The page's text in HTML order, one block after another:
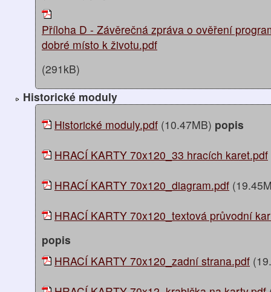
Příloha D - Závěrečná zpráva o ověření
dobré místo k životu.pdf
(291kB)
Historické moduly
Historické moduly.pdf (10.47MB) popis
HRACÍ KARTY 70x120_33 hracích karet.pdf
HRACÍ KARTY 70x120_diagram.pdf
HRACÍ KARTY 70x120_textová průvodní
popis
HRACÍ KARTY 70x120_zadní strana.pdf